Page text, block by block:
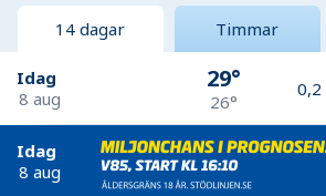
14 dagar Timmar
Idag
8 aug
29°
26°
0,2
Idag
8 aug